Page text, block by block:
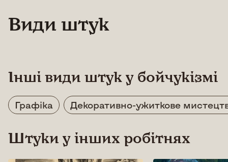
Види штук
Інші види штук у бойчукізмі
Графіка Декоративно-ужиткове
Штуки у інших робітнях